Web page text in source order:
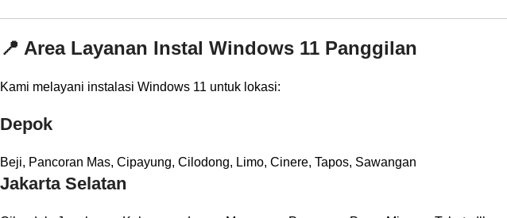
📍 Area Layanan Instal Windows 11 Panggilan
Kami melayani instalasi Windows 11 untuk lokasi:
Depok
Beji, Pancoran Mas, Cipayung, Cilodong, Limo, Cinere, Tapos, Sawangan
Jakarta Selatan